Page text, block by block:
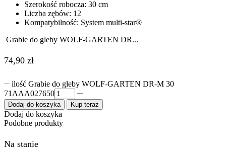
Szerokość robocza: 30 cm
Liczba zębów: 12
Kompatybilność: System multi-star®
Grabie do gleby WOLF-GARTEN DR...
74,90 zł
ilość Grabie do gleby WOLF-GARTEN DR-M 30
71AAA027650​
Dodaj do koszyka Kup teraz
Dodaj do koszyka
Podobne produkty
Na stanie